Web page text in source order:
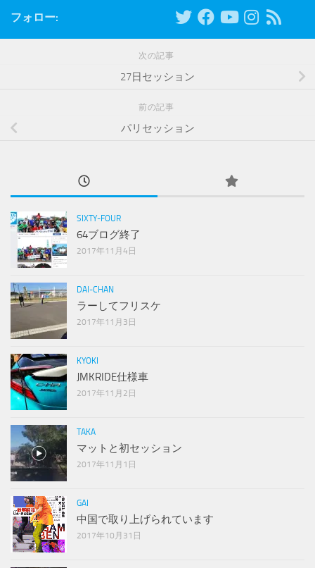
フォロー:
次の記事
27日セッション
前の記事
パリセッション
SIXTY-FOUR
64ブログ終了
2017年11月4日
DAI-CHAN
ラーしてフリスケ
2017年11月3日
KYOKI
JMKRIDE仕様車
2017年11月2日
TAKA
マットと初セッション
2017年11月1日
GAI
中国で取り上げられています
2017年10月31日